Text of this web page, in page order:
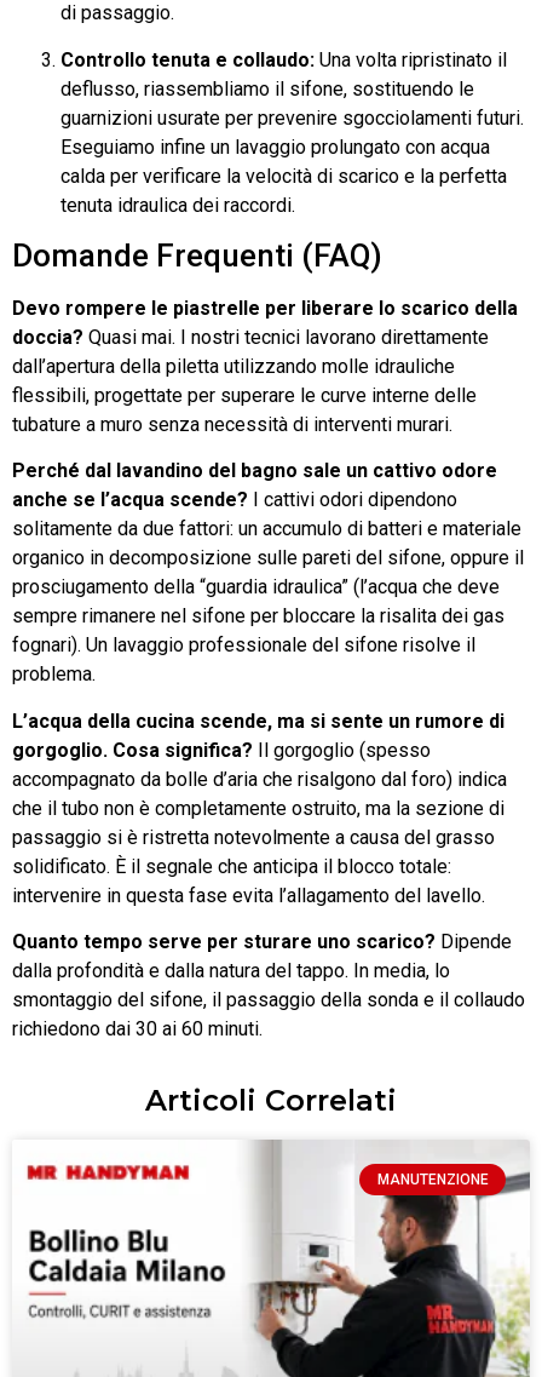
di passaggio.
Controllo tenuta e collaudo: Una volta ripristinato il
deflusso, riassembliamo il sifone, sostituendo le
guarnizioni usurate per prevenire sgocciolamenti futuri.
Eseguiamo infine un lavaggio prolungato con acqua
calda per verificare la velocità di scarico e la perfetta
tenuta idraulica dei raccordi.
Domande Frequenti (FAQ)
Devo rompere le piastrelle per liberare lo scarico della
doccia? Quasi mai. I nostri tecnici lavorano direttamente
dall’apertura della piletta utilizzando molle idrauliche
flessibili, progettate per superare le curve interne delle
tubature a muro senza necessità di interventi murari.
Perché dal lavandino del bagno sale un cattivo odore
anche se l’acqua scende? I cattivi odori dipendono
solitamente da due fattori: un accumulo di batteri e materiale
organico in decomposizione sulle pareti del sifone, oppure il
prosciugamento della “guardia idraulica” (l’acqua che deve
sempre rimanere nel sifone per bloccare la risalita dei gas
fognari). Un lavaggio professionale del sifone risolve il
problema.
L’acqua della cucina scende, ma si sente un rumore di
gorgoglio. Cosa significa? Il gorgoglio (spesso
accompagnato da bolle d’aria che risalgono dal foro) indica
che il tubo non è completamente ostruito, ma la sezione di
passaggio si è ristretta notevolmente a causa del grasso
solidificato. È il segnale che anticipa il blocco totale:
intervenire in questa fase evita l’allagamento del lavello.
Quanto tempo serve per sturare uno scarico? Dipende
dalla profondità e dalla natura del tappo. In media, lo
smontaggio del sifone, il passaggio della sonda e il collaudo
richiedono dai 30 ai 60 minuti.
Articoli Correlati
MANUTENZIONE